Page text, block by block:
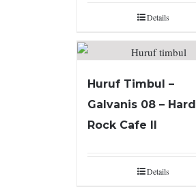
Details
Huruf Timbul –
Galvanis 08 – Hard
Rock Cafe II
Details